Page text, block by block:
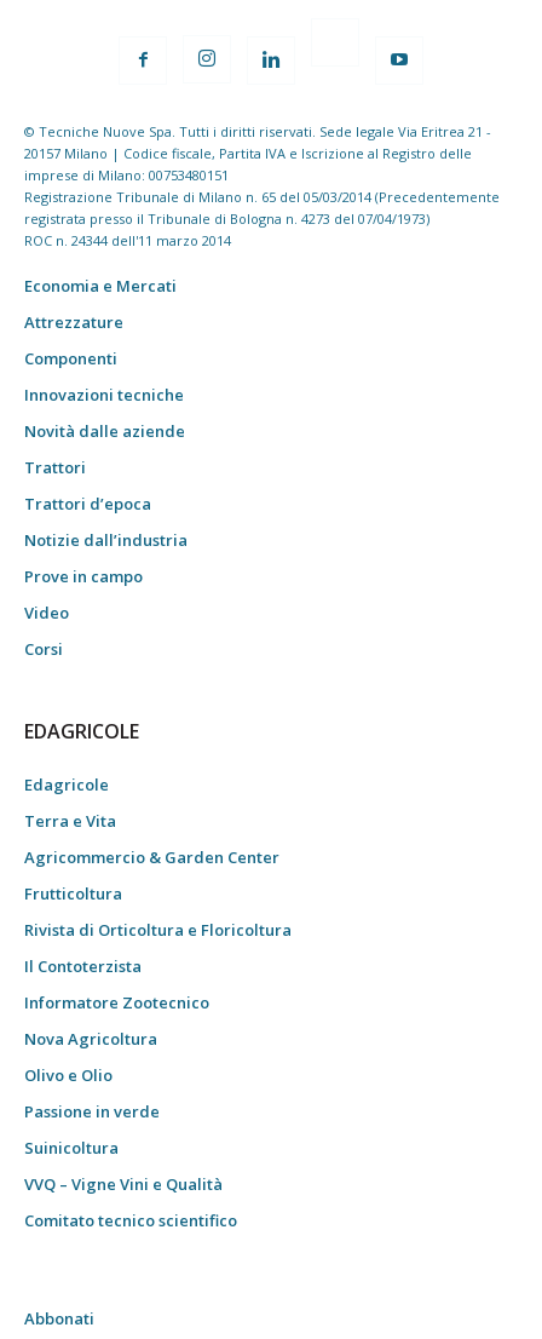
© Tecniche Nuove Spa. Tutti i diritti riservati. Sede legale Via Eritrea 21 -
20157 Milano | Codice fiscale, Partita IVA e Iscrizione al Registro delle
imprese di Milano: 00753480151
Registrazione Tribunale di Milano n. 65 del 05/03/2014 (Precedentemente
registrata presso il Tribunale di Bologna n. 4273 del 07/04/1973)
ROC n. 24344 dell'11 marzo 2014
Economia e Mercati
Attrezzature
Componenti
Innovazioni tecniche
Novità dalle aziende
Trattori
Trattori d’epoca
Notizie dall’industria
Prove in campo
Video
Corsi
EDAGRICOLE
Edagricole
Terra e Vita
Agricommercio & Garden Center
Frutticoltura
Rivista di Orticoltura e Floricoltura
Il Contoterzista
Informatore Zootecnico
Nova Agricoltura
Olivo e Olio
Passione in verde
Suinicoltura
VVQ – Vigne Vini e Qualità
Comitato tecnico scientifico
Abbonati